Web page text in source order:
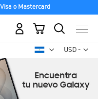
o Mastercard
USD -
dólar
Mi carrito